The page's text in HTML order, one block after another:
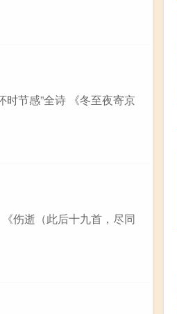
时节感”全诗 《冬至夜寄京
伤逝（此后十九首，尽同